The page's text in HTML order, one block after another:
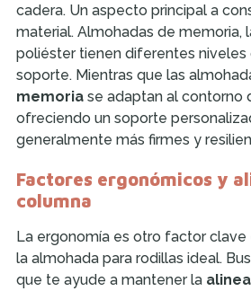
cadera. Un aspecto principal a
material. Almohadas de memoria,
poliéster tienen diferentes niveles
soporte. Mientras que las
memoria se adaptan al contorno
ofreciendo un soporte
generalmente más firmes y
Factores ergonómicos y
columna
La ergonomía es otro factor clave
la almohada para rodillas ideal.
que te ayude a mantener la